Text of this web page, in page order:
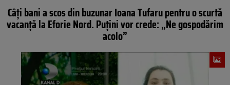
Câți bani a scos din buzunar Ioana Tufaru pentru o scurtă
vacanță la Eforie Nord. Puțini vor crede: „Ne gospodărim
acolo”